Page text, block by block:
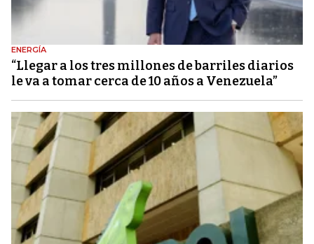
ENERGÍA
“Llegar a los tres millones de barriles diarios
le va a tomar cerca de 10 años a Venezuela”